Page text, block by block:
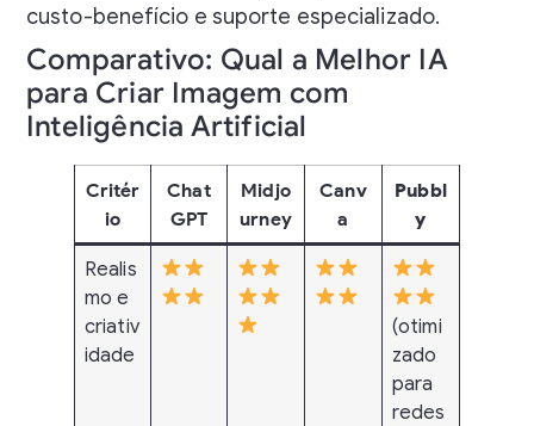
custo-benefício e suporte especializado.
Comparativo: Qual a Melhor IA
para Criar Imagem com
Inteligência Artificial
Critér
io
Chat
GPT
Midjo
urney
Canv
a
Pubbl
y
Realis
mo e
criativ
idade
(otimi
zado
para
redes